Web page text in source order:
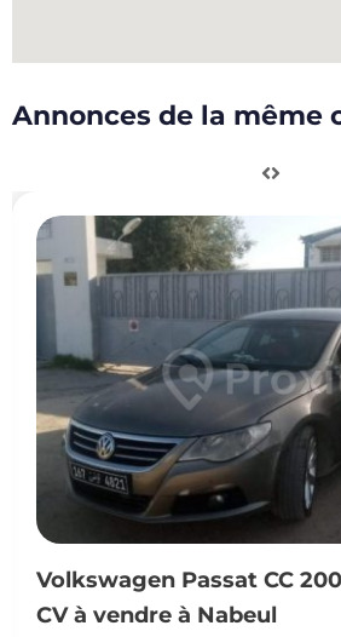
Annonces de la même
Volkswagen Passat CC 2009
CV à vendre à Nabeul